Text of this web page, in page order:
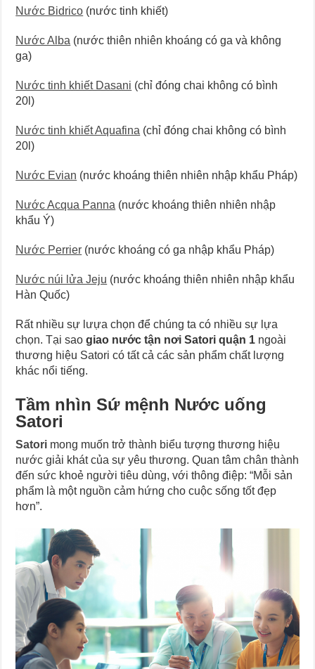
Nước Bidrico (nước tinh khiết)
Nước Alba (nước thiên nhiên khoáng có ga và không
ga)
Nước tinh khiết Dasani (chỉ đóng chai không có bình
20l)
Nước tinh khiết Aquafina (chỉ đóng chai không có bình
20l)
Nước Evian (nước khoáng thiên nhiên nhập khẩu Pháp)
Nước Acqua Panna (nước khoáng thiên nhiên nhập
khẩu Ý)
Nước Perrier (nước khoáng có ga nhập khẩu Pháp)
Nước núi lửa Jeju (nước khoáng thiên nhiên nhập khẩu
Hàn Quốc)
Rất nhiều sự lưựa chọn để chúng ta có nhiều sự lựa
chọn. Tại saogiao nước tận nơi Satori quận 1 ngoài
thương hiệu Satori có tất cả các sản phẩm chất lượng
khác nổi tiếng.
Tầm nhìn Sứ mệnh Nước uống
Satori
Satori mong muốn trở thành biểu tượng thương hiệu
nước giải khát của sự yêu thương. Quan tâm chân thành
đến sức khoẻ người tiêu dùng, với thông điệp: “Mỗi sản
phẩm là một nguồn cảm hứng cho cuộc sống tốt đẹp
hơn”.